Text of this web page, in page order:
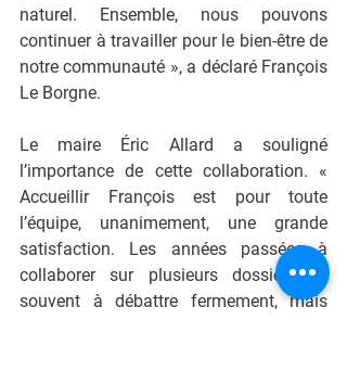
naturel. Ensemble, nous pouvons
continuer à travailler pour le bien-être de
notre communauté », a déclaré François
Le Borgne.
Le maire Éric Allard a souligné
l’importance de cette collaboration. «
Accueillir François est pour toute
l’équipe, unanimement, une grande
satisfaction. Les années passées à
collaborer sur plusieurs dossiers, et
souvent à débattre fermement, mais